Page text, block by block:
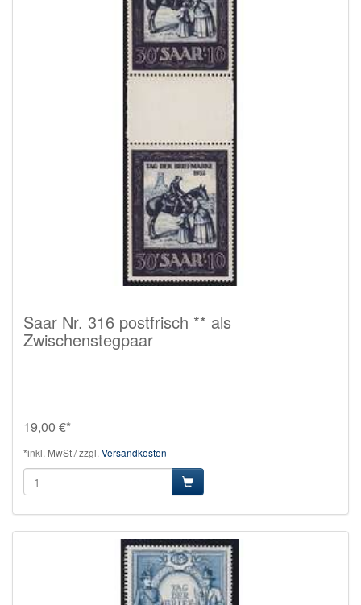
Saar Nr. 316 postfrisch ** als
Zwischenstegpaar
19,00 €*
*inkl. MwSt./ zzgl. Versandkosten